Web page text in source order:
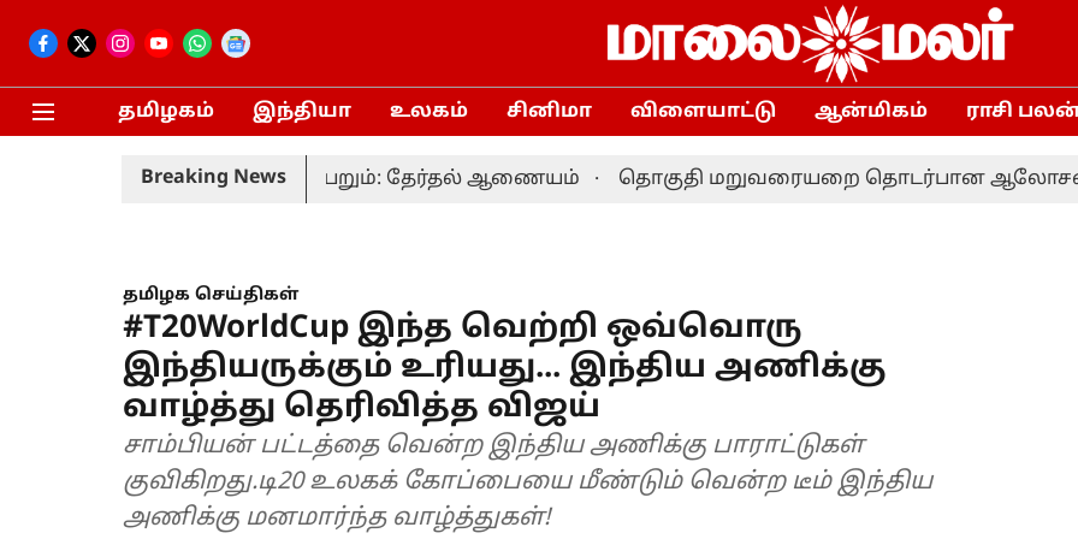
தமிழகம் இந்தியா உலகம் சினிமா விளையாட்டு ஆன்மிகம் ராசி
Breaking News
வரும் 20-ம் தேதி நடைபெறும்: தேர்தல் ஆணையம் தொகுதி மறுவரையறை தொடர்பான ஆலோசனை:
தமிழக செய்திகள்
#T20WorldCup இந்த வெற்றி ஒவ்வொரு
இந்தியருக்கும் உரியது... இந்திய அணிக்கு
வாழ்த்து தெரிவித்த விஜய்
சாம்பியன் பட்டத்தை வென்ற இந்திய அணிக்கு பாராட்டுகள்
குவிகிறது.டி20 உலகக் கோப்பையை மீண்டும் வென்ற டீம் இந்திய
அணிக்கு மனமார்ந்த வாழ்த்துகள்!